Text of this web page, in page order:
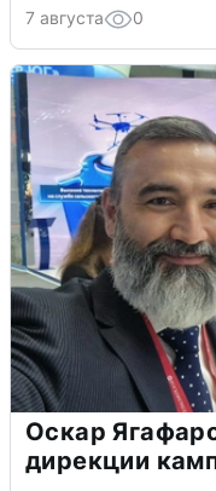
7 августа 0
Оскар
дирекции